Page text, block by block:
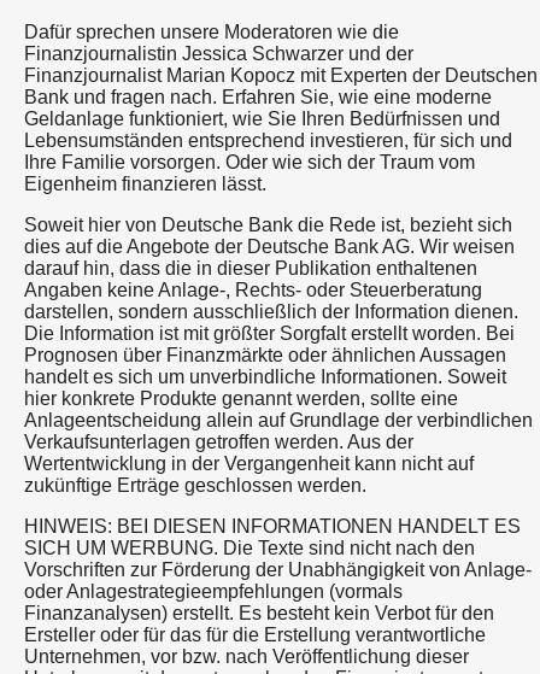
Dafür sprechen unsere Moderatoren wie die
Finanzjournalistin Jessica Schwarzer und der
Finanzjournalist Marian Kopocz mit Experten der Deutschen
Bank und fragen nach. Erfahren Sie, wie eine moderne
Geldanlage funktioniert, wie Sie Ihren Bedürfnissen und
Lebensumständen entsprechend investieren, für sich und
Ihre Familie vorsorgen. Oder wie sich der Traum vom
Eigenheim finanzieren lässt.
Soweit hier von Deutsche Bank die Rede ist, bezieht sich
dies auf die Angebote der Deutsche Bank AG. Wir weisen
darauf hin, dass die in dieser Publikation enthaltenen
Angaben keine Anlage-, Rechts- oder Steuerberatung
darstellen, sondern ausschließlich der Information dienen.
Die Information ist mit größter Sorgfalt erstellt worden. Bei
Prognosen über Finanzmärkte oder ähnlichen Aussagen
handelt es sich um unverbindliche Informationen. Soweit
hier konkrete Produkte genannt werden, sollte eine
Anlageentscheidung allein auf Grundlage der verbindlichen
Verkaufsunterlagen getroffen werden. Aus der
Wertentwicklung in der Vergangenheit kann nicht auf
zukünftige Erträge geschlossen werden.
HINWEIS: BEI DIESEN INFORMATIONEN HANDELT ES
SICH UM WERBUNG. Die Texte sind nicht nach den
Vorschriften zur Förderung der Unabhängigkeit von Anlage-
oder Anlagestrategieempfehlungen (vormals
Finanzanalysen) erstellt. Es besteht kein Verbot für den
Ersteller oder für das für die Erstellung verantwortliche
Unternehmen, vor bzw. nach Veröffentlichung dieser